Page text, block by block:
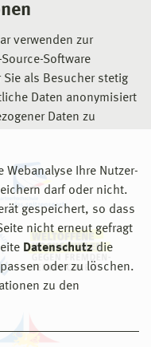
verwenden zur
Software
als Besucher stetig
Daten anonymisiert
Daten zu
Ihre Nutzer-
darf oder nicht.
gespeichert, so dass
nicht erneut gefragt
Datenschutz die
oder zu löschen.
zu den